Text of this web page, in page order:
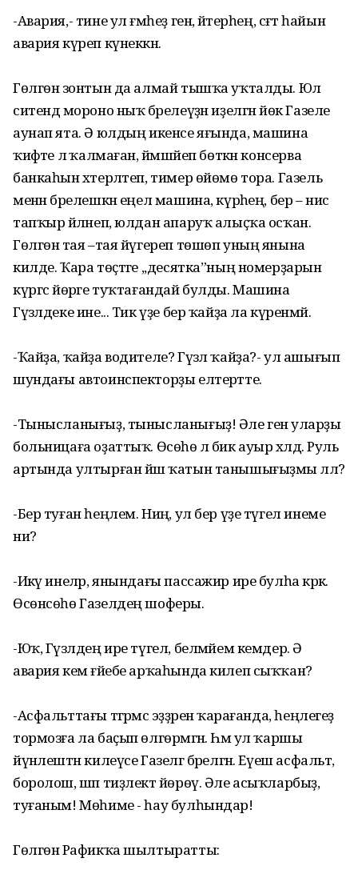
-Авария,- тине ул ғәмһеҙ генә, әйтерһең, сәғәт һайын
авария күреп күнеккән.
Гөлгөнә зонтын да алмай тышҡа уҡталды. Юл
ситендә мороно ныҡ бәрелеүҙән иҙелгән йөк Газеле
аунап ята. Ә юлдың икенсе яғында, машина
ҡиәфәте лә ҡалмаған, йәмшәйеп бөткән консерва
банкаһын хәтерләтеп, тимер өйөмө тора. Газель
менән бәрелешкән еңел машина, күрәһең, бер – нисә
тапҡыр әйләнеп, юлдан апаруҡ алыҫҡа осҡан.
Гөлгөнә тая –тая йүгереп төшөп уның янына
килде. Ҡара төҫтәге ,,десятка”ның номерҙарын
күргәс йөрәге туҡтағандай булды. Машина
Гүзәлдеке ине... Тик үҙе бер ҡайҙа ла күренмәй.
-Ҡайҙа, ҡайҙа водителе? Гүзәл ҡайҙа?- ул ашығып
шундағы автоинспекторҙы елтерәтте.
-Тынысланығыҙ, тынысланығыҙ! Әле генә уларҙы
больницаға оҙаттыҡ. Өсөһө лә бик ауыр хәлдә. Руль
артында ултырған йәш ҡатын танышығыҙмы әллә?
-Бер туған һеңлем. Ниңә, ул бер үҙе түгел инеме
ни?
-Икәү инеләр, янындағы пассажир ире булһа кәрәк.
Өсөнсөһө Газелдең шоферы.
-Юҡ, Гүзәлдең ире түгел, белмәйем кемдер. Ә
авария кем ғәйебе арҡаһында килеп сыҡҡан?
-Асфальттағы тәгәрмәс эҙҙәренә ҡарағанда, һеңлегеҙ
тормозға ла баҫып өлгөрмәгән. Һәм ул ҡаршы
йүнәлештән килеүсе Газелгә бәрелгән. Еүеш асфальт,
боролош, шәп тиҙлектә йөрөү. Әле асыҡларбыҙ,
туғаным! Мөһиме - һау булһындар!
Гөлгөнә Рафикҡа шылтыратты: